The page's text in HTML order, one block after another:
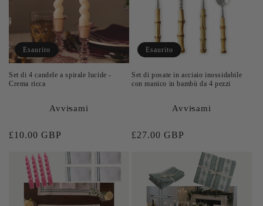
Esaurito
Set di 4 candele a spirale lucide -
Crema ricca
Avvisami
Prezzo
listino
£10.00 GBP
Esaurito
Set di posate in acciaio inossidabile
con manico in bambù da 4 pezzi
Avvisami
Prezzo
£27.00 GBP